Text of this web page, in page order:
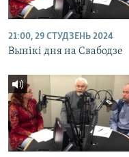
21:00, 29 СТУДЗЕНЬ 2024
Вынікі дня на Свабодзе